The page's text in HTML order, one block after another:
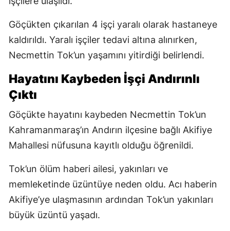
Göçükten çıkarılan 4 işçi yaralı olarak hastaneye
kaldırıldı. Yaralı işçiler tedavi altına alınırken,
Necmettin Tok’un yaşamını yitirdiği belirlendi.
Hayatını Kaybeden İşçi Andırınlı
Çıktı
Göçükte hayatını kaybeden Necmettin Tok’un
Kahramanmaraş’ın Andırın ilçesine bağlı Akifiye
Mahallesi nüfusuna kayıtlı olduğu öğrenildi.
Tok’un ölüm haberi ailesi, yakınları ve
memleketinde üzüntüye neden oldu. Acı haberin
Akifiye’ye ulaşmasının ardından Tok’un yakınları
büyük üzüntü yaşadı.